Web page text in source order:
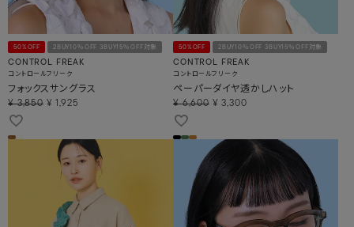
50%OFF 2BUY10％OFF 3BUY15％OFF対象
CONTROL FREAK
コントロールフリーク
フォックスサングラス
¥ 3,850 ¥ 1,925
50%OFF 2BUY10％OFF 3BUY15％OFF対象
CONTROL FREAK
コントロールフリーク
ペーパーダイヤ透かしハット
¥ 6,600 ¥ 3,300